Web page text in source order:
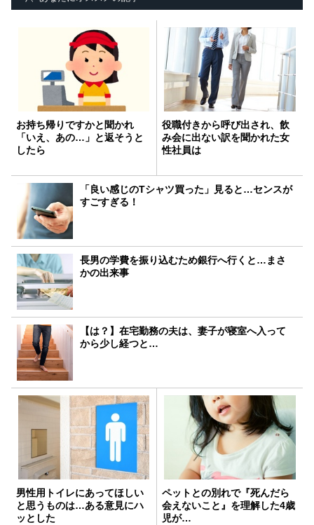
お持ち帰りですかと聞かれ
「いえ、あの…」と返そうと
したら
役職付きから呼び出され、飲
み会に出ない訳を聞かれた女
性社員は
「良い感じのTシャツ買った」見ると…センスが
すごすぎる！
長男の学費を振り込むため銀行へ行くと…まさ
かの出来事
【は？】在宅勤務の夫は、妻子が寝室へ入って
から少し経つと…
男性用トイレにあってほしい
と思うものは…ある意見にハ
ッとした
ペットとの別れで『死んだら
会えないこと』を理解した4歳
児が…